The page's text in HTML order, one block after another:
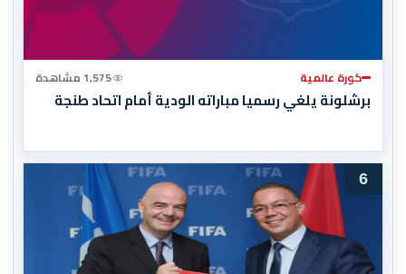
كورة عالمية 1,575 مشاهدة
برشلونة يلغي رسميا مباراته الودية أمام اتحاد طنجة
6